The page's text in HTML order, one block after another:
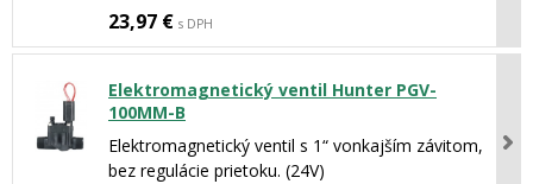
23,97 € s DPH
Elektromagnetický ventil Hunter PGV-
100MM-B
Elektromagnetický ventil s 1“ vonkajším závitom,
bez regulácie prietoku. (24V)